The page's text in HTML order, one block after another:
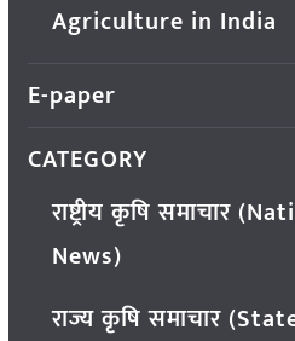
Agriculture in India
E-paper
CATEGORY
राष्ट्रीय कृषि समाचार
News)
राज्य कृषि समाचार